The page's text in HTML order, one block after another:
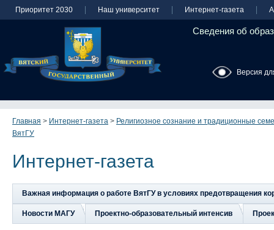
Приоритет 2030 Наш университет Интернет-газета
Сведения об
Версия
Главная > Интернет-газета > Религиозное сознание и традиционные
ВятГУ
Интернет-газета
Важная информация о работе ВятГУ в условиях предотвращения
Новости МАГУ Проектно-образовательный интенсив